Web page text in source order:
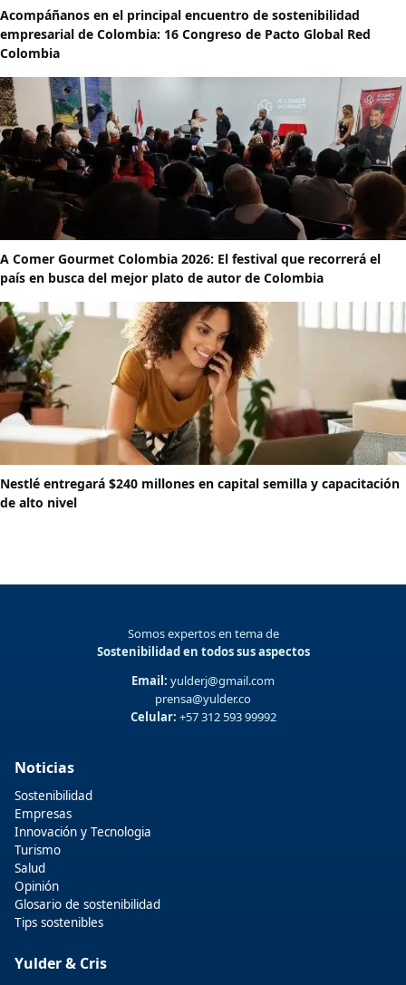
Acompáñanos en el principal encuentro de sostenibilidad
empresarial de Colombia: 16 Congreso de Pacto Global Red
Colombia
A Comer Gourmet Colombia 2026: El festival que recorrerá el
país en busca del mejor plato de autor de Colombia
Nestlé entregará $240 millones en capital semilla y capacitación
de alto nivel
Somos expertos en tema de
Sostenibilidad en todos sus aspectos
Email: yulderj@gmail.com
prensa@yulder.co
Celular: +57 312 593 99992
Noticias
Sostenibilidad
Empresas
Innovación y Tecnologia
Turismo
Salud
Opinión
Glosario de sostenibilidad
Tips sostenibles
Yulder & Cris